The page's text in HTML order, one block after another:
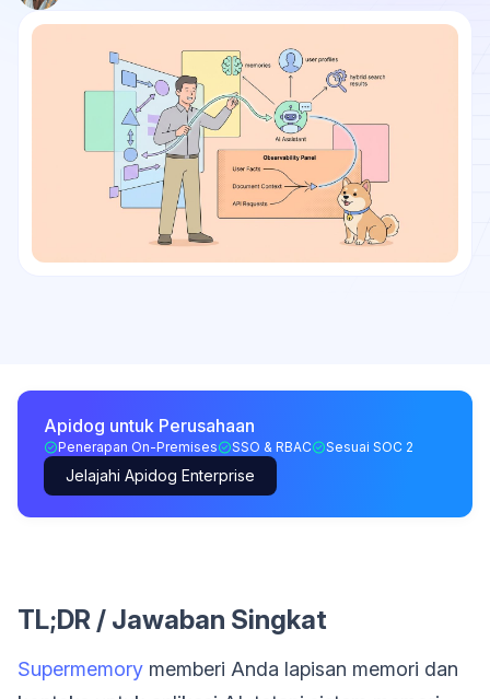
Apidog untuk Perusahaan
Penerapan On-Premises SSO & RBAC Sesuai SOC 2
Jelajahi Apidog Enterprise
TL;DR / Jawaban Singkat
Supermemory memberi Anda lapisan memori dan